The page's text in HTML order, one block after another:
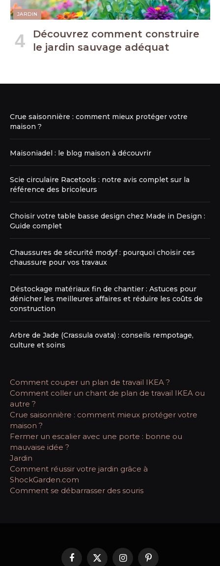
JARDIN
Découvrez comment construire
le jardin sauvage adéquat
Crue saisonnière : comment mieux protéger votre
maison ?
Maisoniadel : le blog maison à découvrir
Scie circulaire Racetools : notre avis complet sur la
référence des bricoleurs
Choisir votre table basse design chez Made in Design :
Guide complet
Chaussures de sécurité modyf : pourquoi choisir ces
chaussure pour vos travaux
Déstockage matériaux fin de chantier : Astuces pour
dénicher les meilleures affaires et réduire les coûts de
construction
Arbre de Jade (Crassula ovata) : conseils rempotage,
culture et soins
Comment couper un plan de travail IKEA ?
Comment coller un chant de plan de travail IKEA ou
autre ?
Crue saisonnière : comment mieux protéger votre
maison ?
Fermer un escalier avec une porte : bonne ou
mauvaise idée ?
Jardin
Comment réussir votre jardin grâce à
ShockGarden.com
Comment se débarrasser des souris
Facebook
X InstagramPinterest